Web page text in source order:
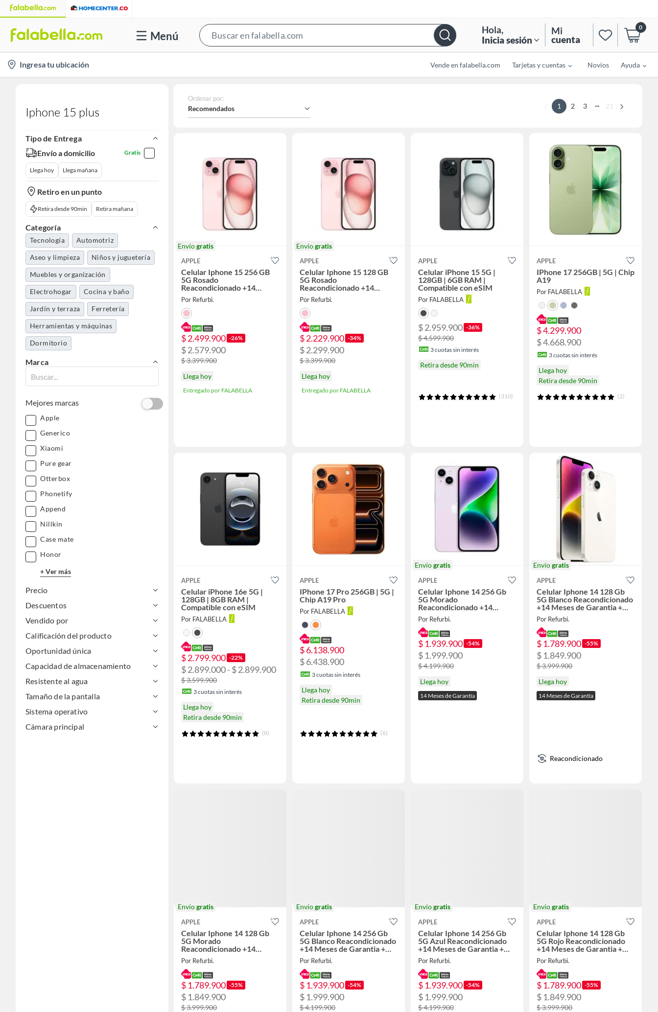
Menú
Bar
Hola,
Inicia sesión
Mi
cuenta
0
location-
icon
Ingresa tu ubicación Vende en falabella.com Tarjetas y cuentas Novios Ayuda
Iphone 15 plus
Tipo de Entrega
Envío a domicilio
Gratis
Llega hoy Llega mañana
Retiro en un punto
Retira desde 90min Retira mañana
Categoría
Tecnología Automotriz
Aseo y limpieza Niños y juguetería
Muebles y organización
Electrohogar Cocina y baño
Jardín y terraza Ferretería
Herramientas y máquinas
Dormitorio
Marca
Mejores marcas
Apple
Generico
Xiaomi
Pure gear
Otterbox
Phonetify
Append
Nillkin
Case mate
Honor
+ Ver más
Precio
Descuentos
Vendido por
Calificación del producto
Oportunidad única
Capacidad de almacenamiento
Resistente al agua
Tamaño de la pantalla
Sistema operativo
Cámara principal
Ordenar por:
Recomendados 1 2 3 ... 21
Envíogratis
APPLE
Celular Iphone 15 256 GB
5G Rosado
Reacondicionado +14
Meses de Garantia + Panel
Solar
Por Refurbi.
$ 2.499.900 -26%
$ 2.579.900
$ 3.399.900
Llega hoy
Entregado por FALABELLA
Envíogratis
APPLE
Celular Iphone 15 128 GB
5G Rosado
Reacondicionado +14
Meses de Garantia + Panel
Solar
Por Refurbi.
$ 2.229.900 -34%
$ 2.299.900
$ 3.399.900
Llega hoy
Entregado por FALABELLA
APPLE
Celular iPhone 15 5G |
128GB | 6GB RAM |
Compatible con eSIM
Por FALABELLA
$ 2.959.900 -36%
$ 4.599.900
3cuotas sin interés
Retira desde 90min
(310)
APPLE
IPhone 17 256GB | 5G | Chip
A19
Por FALABELLA
$ 4.299.900
$ 4.668.900
3cuotas sin interés
Llega hoy
Retira desde 90min
(2)
APPLE
Celular iPhone 16e 5G |
128GB | 8GB RAM |
Compatible con eSIM
Por FALABELLA
$ 2.799.900 -22%
$ 2.899.000 - $ 2.899.900
$ 3.599.900
3cuotas sin interés
Llega hoy
Retira desde 90min
(8)
APPLE
IPhone 17 Pro 256GB | 5G |
Chip A19 Pro
Por FALABELLA
$ 6.138.900
$ 6.438.900
3cuotas sin interés
Llega hoy
Retira desde 90min
(6)
Envíogratis
APPLE
Celular Iphone 14 256 Gb
5G Morado
Reacondicionado +14
Meses de Garantia + Panel
Solar
Por Refurbi.
$ 1.939.900 -54%
$ 1.999.900
$ 4.199.900
Llega hoy
14 Meses de Garantía
Envíogratis
APPLE
Celular Iphone 14 128 Gb
5G Blanco Reacondicionado
+14 Meses de Garantia +
Panel Solar
Por Refurbi.
$ 1.789.900 -55%
$ 1.849.900
$ 3.999.900
Llega hoy
14 Meses de Garantía
Reacondicionado
Envíogratis
APPLE
Celular Iphone 14 128 Gb
5G Morado
Reacondicionado +14
Meses de Garantia + Panel
Solar
Por Refurbi.
$ 1.789.900 -55%
$ 1.849.900
$ 3.999.900
Envíogratis
APPLE
Celular Iphone 14 256 Gb
5G Blanco Reacondicionado
+14 Meses de Garantia +
Panel Solar
Por Refurbi.
$ 1.939.900 -54%
$ 1.999.900
$ 4.199.900
Envíogratis
APPLE
Celular Iphone 14 256 Gb
5G Azul Reacondicionado
+14 Meses de Garantia +
Panel Solar
Por Refurbi.
$ 1.939.900 -54%
$ 1.999.900
$ 4.199.900
Envíogratis
APPLE
Celular Iphone 14 128 Gb
5G Rojo Reacondicionado
+14 Meses de Garantia +
Panel Solar
Por Refurbi.
$ 1.789.900 -55%
$ 1.849.900
$ 3.999.900